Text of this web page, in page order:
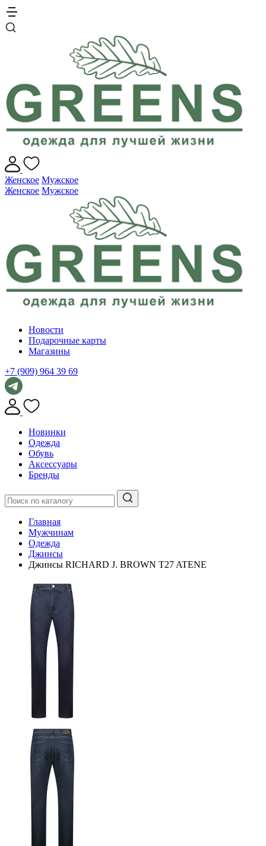
Женское Мужское
Женское Мужское
Новости
Подарочные карты
Магазины
+7 (909) 964 39 69
Новинки
Одежда
Обувь
Аксессуары
Бренды
Главная
Мужчинам
Одежда
Джинсы
Джинсы RICHARD J. BROWN T27 ATENE